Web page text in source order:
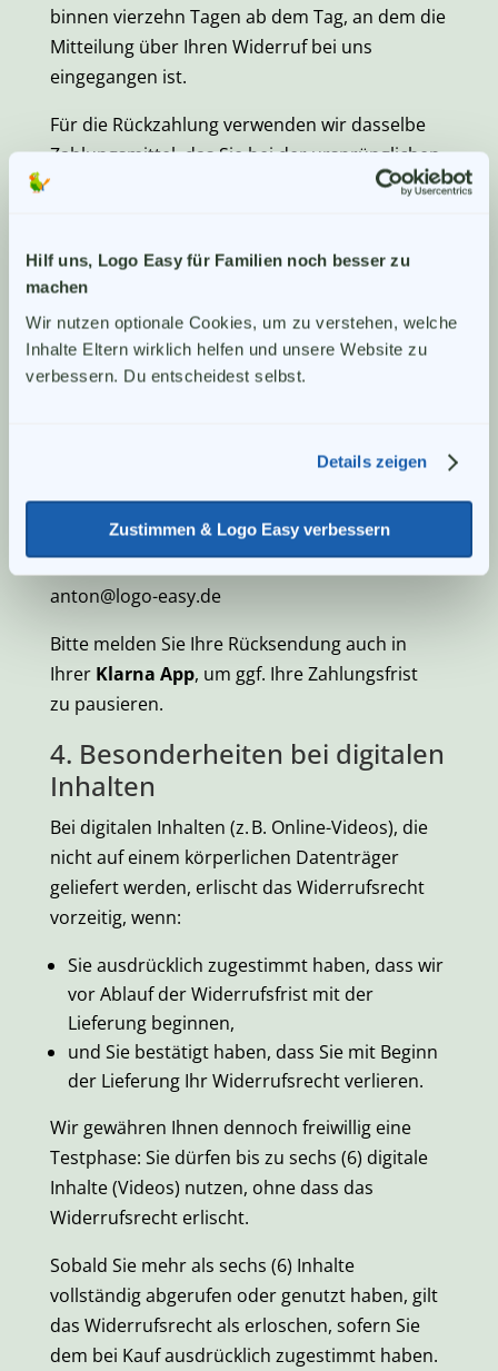
Hilf uns, Logo Easy für Familien noch besser zu
machen
Wir nutzen optionale Cookies, um zu verstehen, welche
Inhalte Eltern wirklich helfen und unsere Website zu
verbessern. Du entscheidest selbst.
Details zeigen
Zustimmen & Logo Easy verbessern
binnen vierzehn Tagen ab dem Tag, an dem die
Mitteilung über Ihren Widerruf bei uns
eingegangen ist.
Für die Rückzahlung verwenden wir dasselbe
Zahlungsmittel, das Sie bei der ursprünglichen
Transaktion eingesetzt haben, es sei denn, mit
dieser Rückzahlung Entgelte berechnet.
3. Rücksendung der haptischen
Box
Sie diese bitte an folgende Adresse zurück:
Anton Faßler
Zum Langen See 65
12557 Berlin
anton@logo-easy.de
Bitte melden Sie Ihre Rücksendung auch in
Ihrer Klarna App, um ggf. Ihre Zahlungsfrist
zu pausieren.
4. Besonderheiten bei digitalen
Inhalten
Bei digitalen Inhalten (z. B. Online-Videos), die
nicht auf einem körperlichen Datenträger
geliefert werden, erlischt das Widerrufsrecht
vorzeitig, wenn:
Sie ausdrücklich zugestimmt haben, dass wir
vor Ablauf der Widerrufsfrist mit der
Lieferung beginnen,
und Sie bestätigt haben, dass Sie mit Beginn
der Lieferung Ihr Widerrufsrecht verlieren.
Wir gewähren Ihnen dennoch freiwillig eine
Testphase: Sie dürfen bis zu sechs (6) digitale
Inhalte (Videos) nutzen, ohne dass das
Widerrufsrecht erlischt.
Sobald Sie mehr als sechs (6) Inhalte
vollständig abgerufen oder genutzt haben, gilt
das Widerrufsrecht als erloschen, sofern Sie
dem bei Kauf ausdrücklich zugestimmt haben.